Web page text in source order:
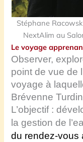
Stéphane
NextAlim au
Le voyage
Observer,
point de vue de
voyage à
Brévenne
L’objectif :
la gestion de
du rendez-vous